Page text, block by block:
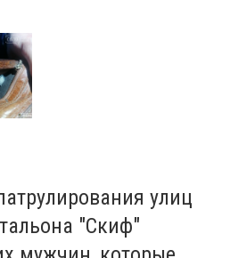
улиц
"Скиф"